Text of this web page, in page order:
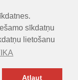
sīkdatņu
lietošanu
Atļaut